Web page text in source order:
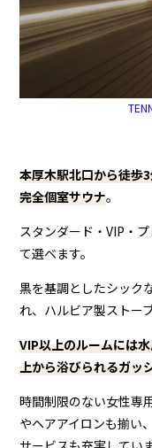
本厚木駅北口から徒歩
完全個室サウナ。
スタンダード・VIP・
て選べます。
黒を基調としたシック
れ、ハルビア製ストー
VIP以上のルームには
上から浴びられるガッ
時間制限のない女性専
やヘアアイロンも揃い